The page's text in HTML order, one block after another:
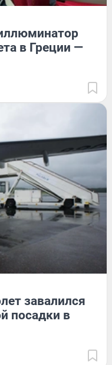
в Греции —
завалился
посадки в